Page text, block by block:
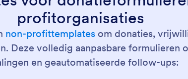
profitorganisaties
non-profittemplates om donaties,
Deze volledig aanpasbare formulieren
en geautomatiseerde follow-ups: